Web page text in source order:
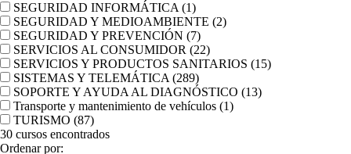
SEGURIDAD INFORMÁTICA (1)
SEGURIDAD Y MEDIOAMBIENTE (2)
SEGURIDAD Y PREVENCIÓN (7)
SERVICIOS AL CONSUMIDOR (22)
SERVICIOS Y PRODUCTOS SANITARIOS (15)
SISTEMAS Y TELEMÁTICA (289)
SOPORTE Y AYUDA AL DIAGNÓSTICO (13)
Transporte y mantenimiento de vehículos (1)
TURISMO (87)
30 cursos encontrados
Ordenar por: